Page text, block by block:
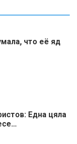
что её яд
Една цяла